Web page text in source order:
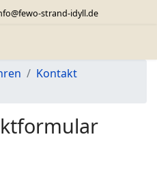
strand-idyll.de
Kontakt